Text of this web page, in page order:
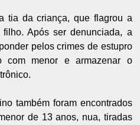
tia da criança, que flagrou a
Após ser denunciada, a
pelos crimes de estupro
com menor e armazenar o
também foram encontrados
de 13 anos, nua, tiradas